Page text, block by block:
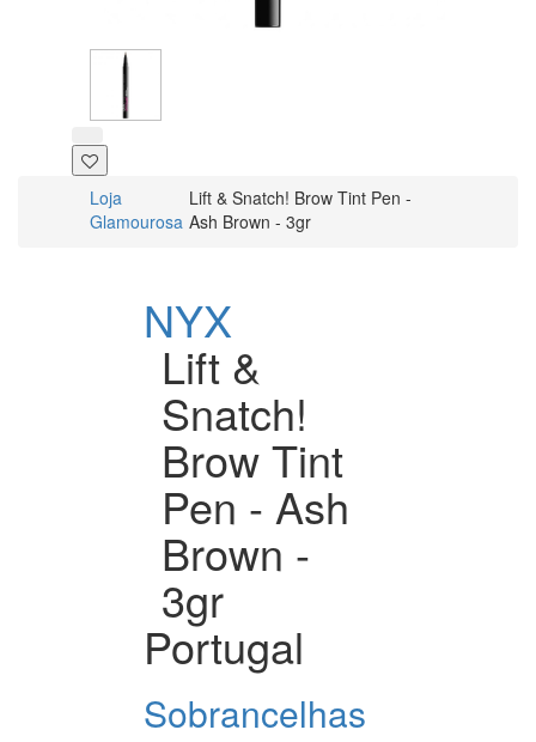
Loja
Glamourosa
Lift & Snatch! Brow Tint Pen -
Ash Brown - 3gr
NYX
Lift &
Snatch!
Brow Tint
Pen - Ash
Brown -
3gr
Portugal
Sobrancelhas